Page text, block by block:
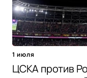
1 июля
ЦСКА против